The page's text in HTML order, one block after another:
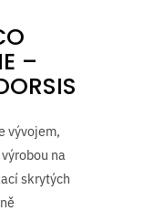
–
vývojem,
na
skrytých